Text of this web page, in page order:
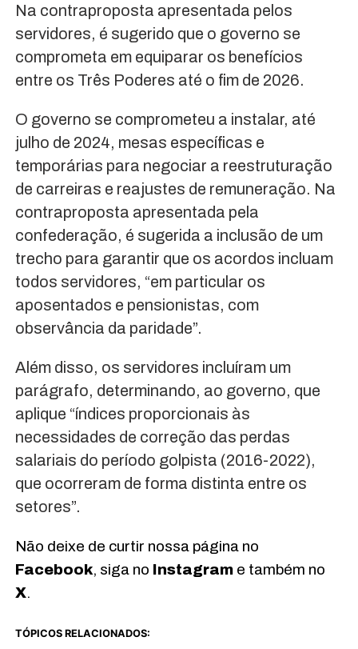
Na contraproposta apresentada pelos
servidores, é sugerido que o governo se
comprometa em equiparar os benefícios
entre os Três Poderes até o fim de 2026.
O governo se comprometeu a instalar, até
julho de 2024, mesas específicas e
temporárias para negociar a reestruturação
de carreiras e reajustes de remuneração. Na
contraproposta apresentada pela
confederação, é sugerida a inclusão de um
trecho para garantir que os acordos incluam
todos servidores, “em particular os
aposentados e pensionistas, com
observância da paridade”.
Além disso, os servidores incluíram um
parágrafo, determinando, ao governo, que
aplique “índices proporcionais às
necessidades de correção das perdas
salariais do período golpista (2016-2022),
que ocorreram de forma distinta entre os
setores”.
Não deixe de curtir nossa página no
Facebook, siga no Instagrame também no
X.
TÓPICOS RELACIONADOS: